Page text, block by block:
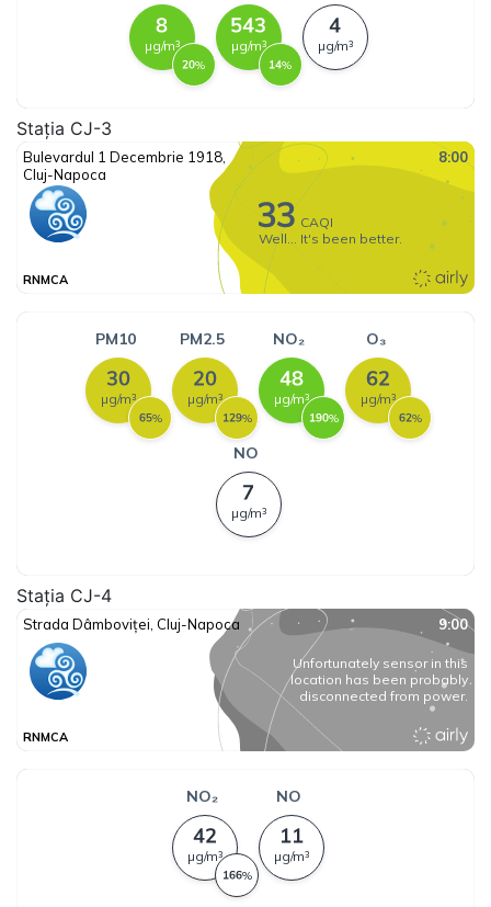
Stația CJ-3
Stația CJ-4